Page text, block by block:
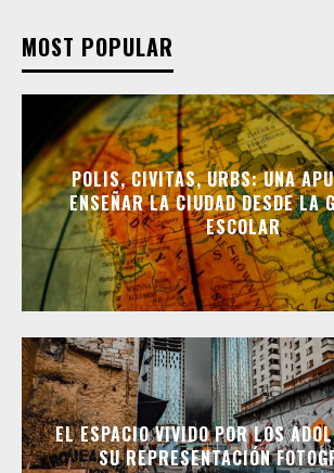
MOST POPULAR
POLIS, CIVITAS, URBS: UNA
ENSEÑAR LA CIUDAD DESDE LA
ESCOLAR
EL ESPACIO VIVIDO POR LOS
SU REPRESENTACIÓN